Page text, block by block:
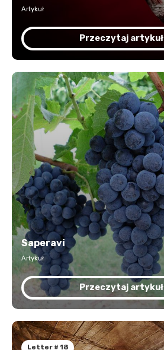
Artykuł
Przeczytaj artykuł
Saperavi
Artykuł
Przeczytaj artykuł
Letter # 18